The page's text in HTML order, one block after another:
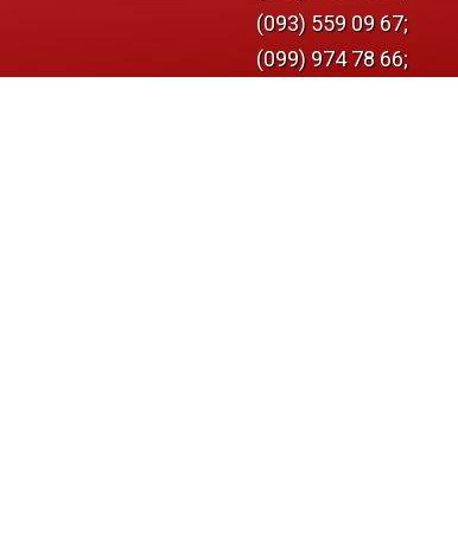
(093) 559 09 67;
(099) 974 78 66;